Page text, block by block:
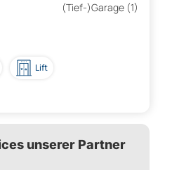
(Tief-)Garage (1)
Lift
unserer Partner